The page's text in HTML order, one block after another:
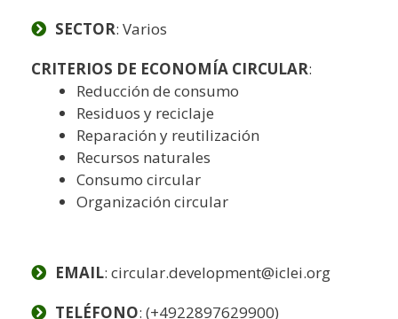
SECTOR: Varios
CRITERIOS DE ECONOMÍA CIRCULAR:
Reducción de consumo
Residuos y reciclaje
Reparación y reutilización
Recursos naturales
Consumo circular
Organización circular
EMAIL: circular.development@iclei.org
TELÉFONO: (+4922897629900)